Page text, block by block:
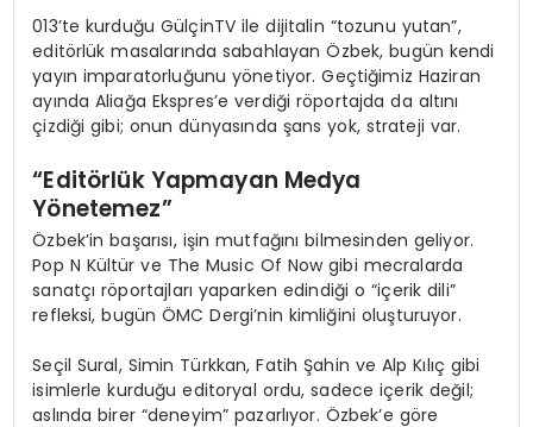
013’te kurduğu GülçinTV ile dijitalin “tozunu yutan”,
editörlük masalarında sabahlayan Özbek, bugün kendi
yayın imparatorluğunu yönetiyor. Geçtiğimiz Haziran
ayında Aliağa Ekspres’e verdiği röportajda da altını
çizdiği gibi; onun dünyasında şans yok, strateji var.
“Editörlük Yapmayan Medya
Yönetemez”
Özbek’in başarısı, işin mutfağını bilmesinden geliyor.
Pop N Kültür ve The Music Of Now gibi mecralarda
sanatçı röportajları yaparken edindiği o “içerik dili”
refleksi, bugün ÖMC Dergi’nin kimliğini oluşturuyor.
Seçil Sural, Simin Türkkan, Fatih Şahin ve Alp Kılıç gibi
isimlerle kurduğu editoryal ordu, sadece içerik değil;
aslında birer “deneyim” pazarlıyor. Özbek’e göre